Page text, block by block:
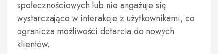
społecznościowych lub nie angażuje się
wystarczająco w interakcje z użytkownikami, co
ogranicza możliwości dotarcia do nowych
klientów.